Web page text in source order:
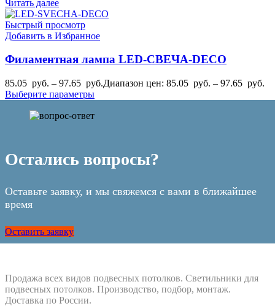
Читать далее
Быстрый просмотр
Добавить в Избранное
Филаментная лампа LED-СВЕЧА-DECO
85.05 руб. – 97.65 руб.Диапазон цен: 85.05 руб. – 97.65 руб.
Выберите параметры
Остались вопросы?
​Оставьте заявку, и мы свяжемся с вами в ближайшее
время
Оставить заявку
Продажа всех видов подвесных потолков. Светильники для
подвесных потолков. Производство, подбор, монтаж.
Доставка по России.